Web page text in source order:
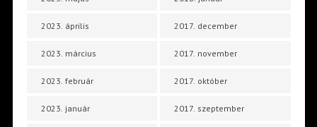
2023. április
2023. március
2023. február
2023. január
2017. december
2017. november
2017. október
2017. szeptember